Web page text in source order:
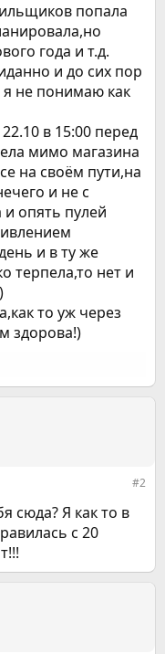
попала
года и т.д.
и до сих пор
я не понимаю как
в 15:00 перед
мимо магазина
на своём пути,на
и не с
и опять пулей
и в ту же
терпела,то нет и
то уж через
здорова!)
#2
сюда? Я как то в
с 20